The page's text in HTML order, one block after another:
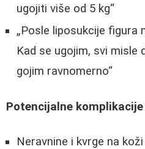
ugojiti više od 5 kg
Posle liposukcije figura
Kad se ugojim, svi misle
gojim ravnomerno
Potencijalne komplikacije
Neravnine i kvrge na